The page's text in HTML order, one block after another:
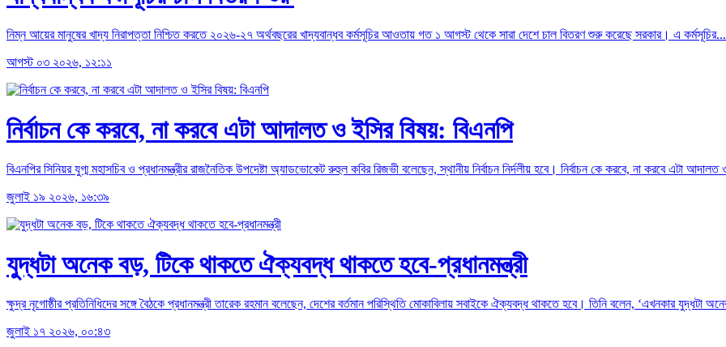
নিম্ন আয়ের মানুষের খাদ্য নিরাপত্তা নিশ্চিত করতে ২০২৬-২৭ অর্থবছরের খাদ্যবান্ধব কর্মসূচির আওতায় গত ১ আগস্ট থেকে সারা দেশে চাল বিতরণ শুরু করেছে সরকার। এ কর্মসূচির...
আগস্ট ০৩ ২০২৬, ১২:১১
নির্বাচন কে করবে, না করবে এটা আদালত ও ইসির বিষয়: বিএনপি
বিএনপির সিনিয়র যুগ্ম মহাসচিব ও প্রধানমন্ত্রীর রাজনৈতিক উপদেষ্টা অ্যাডভোকেট রুহুল কবির রিজভী বলেছেন, স্থানীয় নির্বাচন নির্দলীয় হবে। নির্বাচন কে করবে, না করবে এটা আদালত
জুলাই ১৯ ২০২৬, ১৬:৩৯
যুদ্ধটা অনেক বড়, টিকে থাকতে ঐক্যবদ্ধ থাকতে হবে-প্রধানমন্ত্রী
ক্ষুদ্র নৃগোষ্ঠীর প্রতিনিধিদের সঙ্গে বৈঠকে প্রধানমন্ত্রী তারেক রহমান বলেছেন, দেশের বর্তমান পরিস্থিতি মোকাবিলায় সবাইকে ঐক্যবদ্ধ থাকতে হবে। তিনি বলেন, ‘এখনকার যুদ্ধটা
জুলাই ১৭ ২০২৬, ০০:৪৩